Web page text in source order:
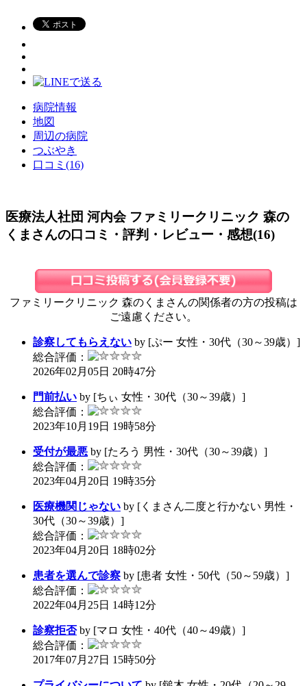
病院情報
地図
周辺の病院
つぶやき
口コミ(16)
医療法人社団 河内会 ファミリークリニック 森の
くまさんの口コミ・評判・レビュー・感想(16)
ファミリークリニック 森のくまさんの関係者の方の投稿は
ご遠慮ください。
診察してもらえない by [ぷー 女性・30代（30～39歳）]
総合評価：
2026年02月05日 20時47分
門前払い by [ちぃ 女性・30代（30～39歳）]
総合評価：
2023年10月19日 19時58分
受付が最悪 by [たろう 男性・30代（30～39歳）]
総合評価：
2023年04月20日 19時35分
医療機関じゃない by [くまさん二度と行かない 男性・
30代（30～39歳）]
総合評価：
2023年04月20日 18時02分
患者を選んで診察 by [患者 女性・50代（50～59歳）]
総合評価：
2022年04月25日 14時12分
診察拒否by [マロ 女性・40代（40～49歳）]
総合評価：
2017年07月27日 15時50分